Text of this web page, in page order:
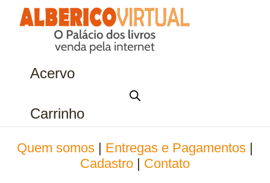
Acervo
Carrinho
Quem somos Entregas e Pagamentos
Cadastro
Contato